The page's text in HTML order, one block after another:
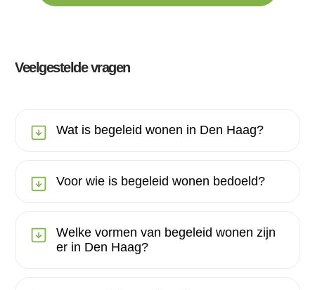
Veelgestelde vragen
Wat is begeleid wonen in Den Haag?
Voor wie is begeleid wonen bedoeld?
Welke vormen van begeleid wonen zijn
er in Den Haag?